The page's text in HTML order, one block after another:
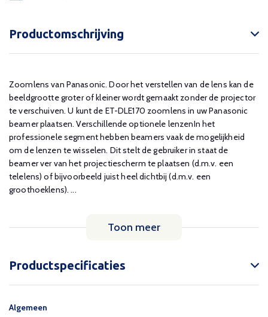
Productomschrijving
Zoomlens van Panasonic. Door het verstellen van de lens kan de
beeldgrootte groter of kleiner wordt gemaakt zonder de projector
te verschuiven. U kunt de ET-DLE170 zoomlens in uw Panasonic
beamer plaatsen. Verschillende optionele lenzenIn het
professionele segment hebben beamers vaak de mogelijkheid
om de lenzen te wisselen. Dit stelt de gebruiker in staat de
beamer ver van het projectiescherm te plaatsen (d.m.v. een
telelens) of bijvoorbeeld juist heel dichtbij (d.m.v. een
groothoeklens). ...
Toon meer
Productspecificaties
Algemeen